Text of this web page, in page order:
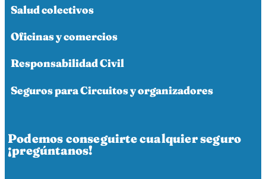
Salud colectivos
Oficinas y comercios
Responsabilidad Civil
Seguros para Circuitos y organizadores
Podemos conseguirte cualquier seguro
¡pregúntanos!